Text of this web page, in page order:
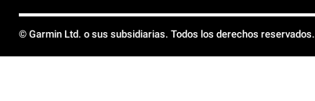
© Garmin Ltd. o sus subsidiarias. Todos los derechos reservados.